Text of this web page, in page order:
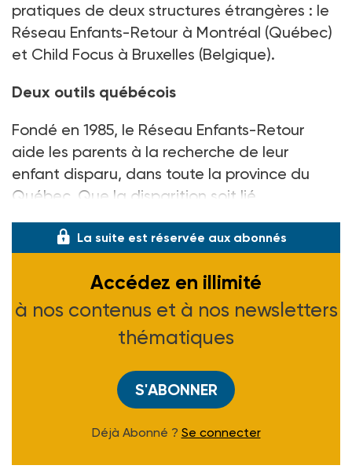
pratiques de deux structures étrangères : le
Réseau Enfants-Retour à Montréal (Québec)
et Child Focus à Bruxelles (Belgique).
Deux outils québécois
Fondé en 1985, le Réseau Enfants-Retour
aide les parents à la recherche de leur
enfant disparu, dans toute la province du
Québec. Que la disparition soit lié
La suite est réservée aux abonnés
Accédez en illimité
à nos contenus et à nos newsletters
thématiques
S'ABONNER
Déjà Abonné ? Se connecter